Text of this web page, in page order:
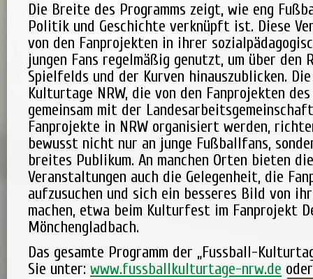
Die Breite des Programms zeigt, wie eng
Politik und Geschichte verknüpft ist. Diese
von den Fanprojekten in ihrer
jungen Fans regelmäßig genutzt, um über den
Spielfelds und der Kurven hinauszublicken.
Kulturtage NRW, die von den Fanprojekten
gemeinsam mit der
Fanprojekte in NRW organisiert werden,
bewusst nicht nur an junge Fußballfans,
breites Publikum. An manchen Orten bieten die
Veranstaltungen auch die Gelegenheit, die
aufzusuchen und sich ein besseres Bild von
machen, etwa beim Kulturfest im Fanprojekt
Mönchengladbach.
Das gesamte Programm der „Fussball-
Sie unter: www.fussballkulturtage-nrw.de